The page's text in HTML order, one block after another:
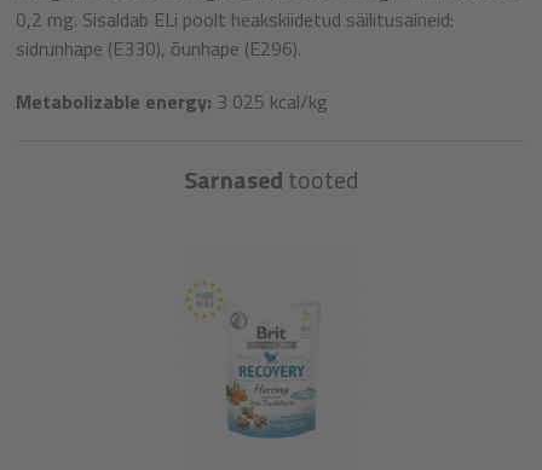
0,2 mg. Sisaldab ELi poolt heakskiidetud säilitusaineid:
sidrunhape (E330), õunhape (E296).
Metabolizable energy: 3 025 kcal/kg
Sarnasedtooted